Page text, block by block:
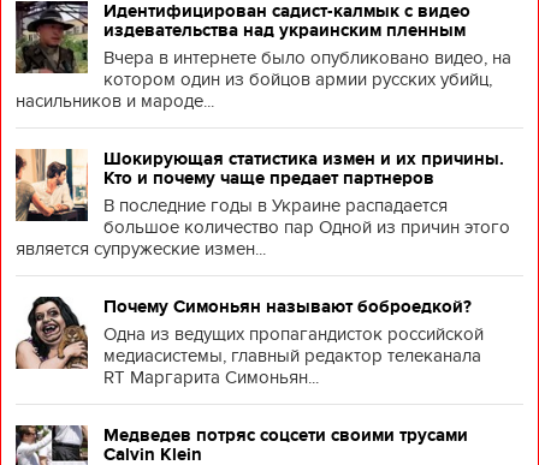
Идентифицирован садист-калмык с видео
издевательства над украинским пленным
Вчера в интернете было опубликовано видео, на
котором один из бойцов армии русских убийц,
насильников и мароде...
Шокирующая статистика измен и их причины.
Кто и почему чаще предает партнеров
В последние годы в Украине распадается
большое количество пар Одной из причин этого
является супружеские измен...
Почему Симоньян называют боброедкой?
Одна из ведущих пропагандисток российской
медиасистемы, главный редактор телеканала
RT Маргарита Симоньян...
Медведев потряс соцсети своими трусами
Calvin Klein